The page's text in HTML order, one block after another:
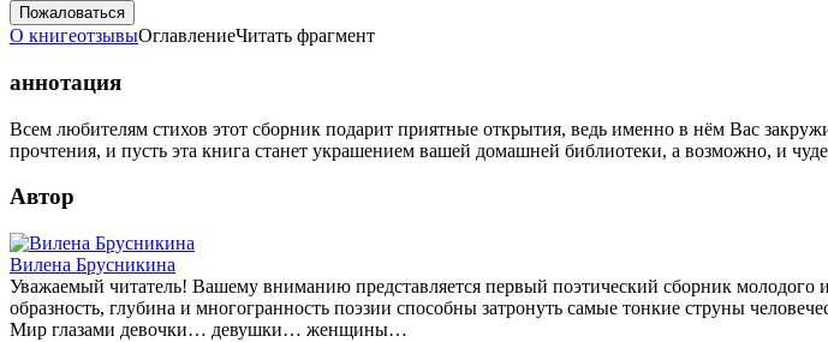
Пожаловаться
О книгеотзывыОглавлениеЧитать фрагмент
аннотация
Всем любителям стихов этот сборник подарит приятные открытия, ведь именно в нём Вас
прочтения, и пусть эта книга станет украшением вашей домашней библиотеки, а возможно, и
Автор
Вилена Брусникина
Уважаемый читатель! Вашему вниманию представляется первый поэтический сборник
образность, глубина и многогранность поэзии способны затронуть самые тонкие струны
Мир глазами девочки… девушки… женщины…